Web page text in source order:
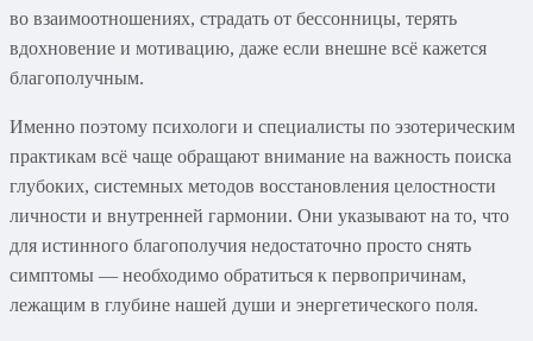
во взаимоотношениях, страдать от бессонницы, терять
вдохновение и мотивацию, даже если внешне всё кажется
благополучным.
Именно поэтому психологи и специалисты по эзотерическим
практикам всё чаще обращают внимание на важность поиска
глубоких, системных методов восстановления целостности
личности и внутренней гармонии. Они указывают на то, что
для истинного благополучия недостаточно просто снять
симптомы — необходимо обратиться к первопричинам,
лежащим в глубине нашей души и энергетического поля.